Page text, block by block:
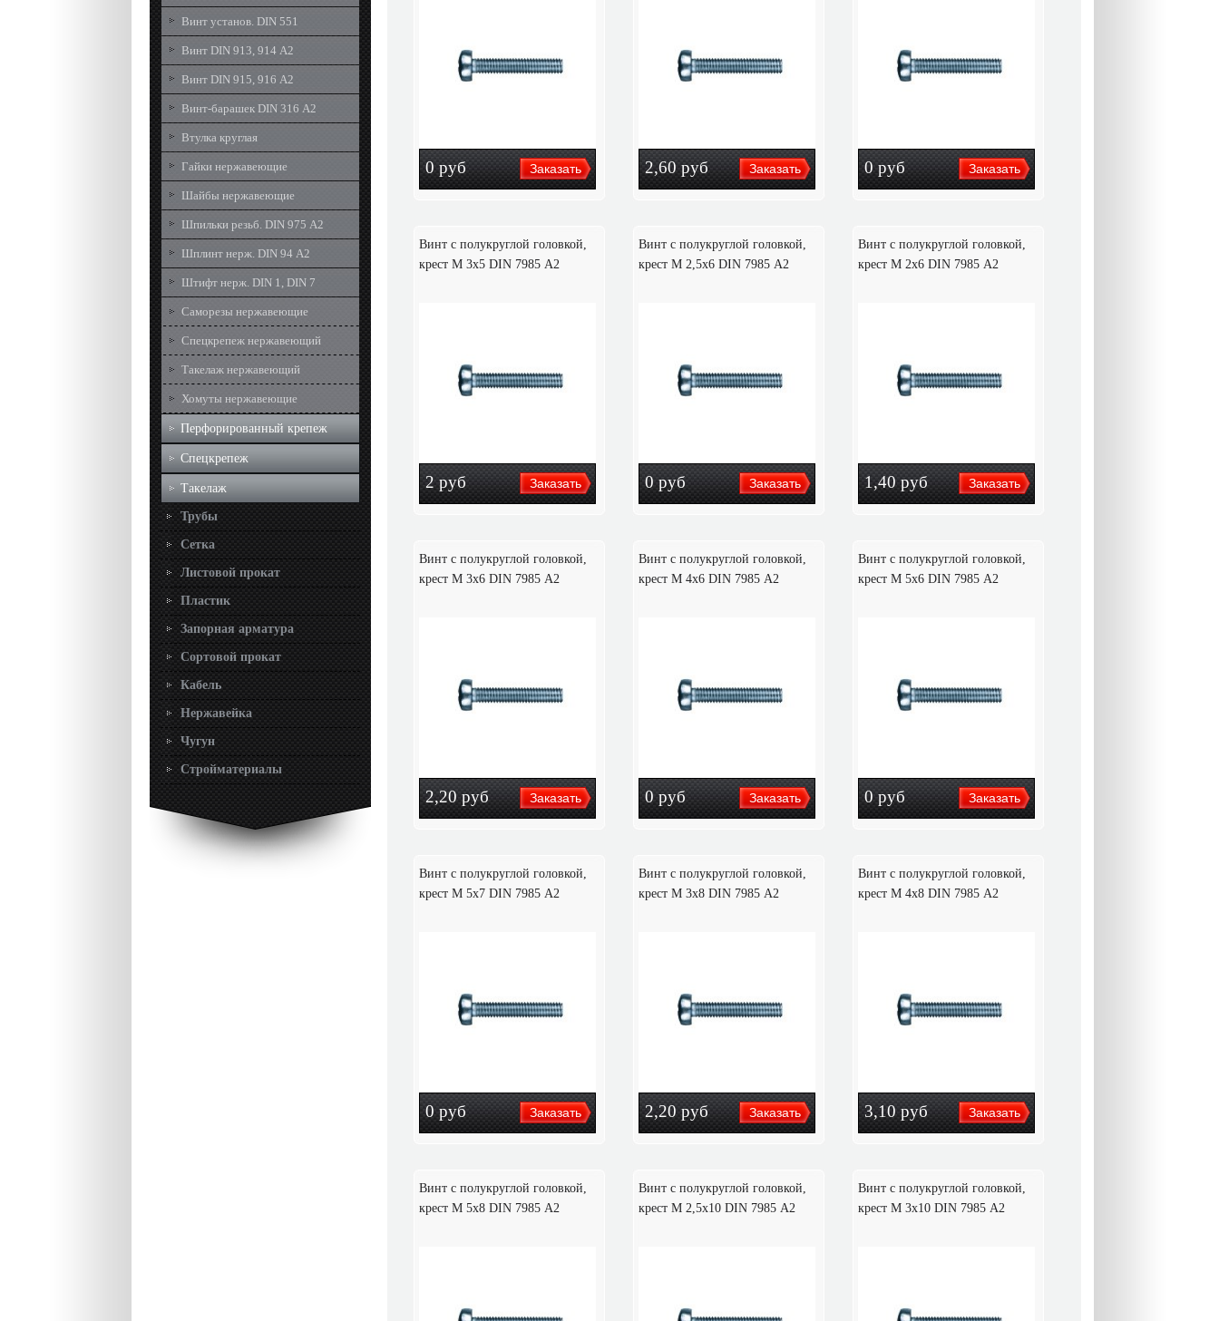
Винт установ. DIN 551
Винт DIN 913, 914 А2
Винт DIN 915, 916 А2
Винт-барашек DIN 316 А2
Втулка круглая
Гайки нержавеющие
Шайбы нержавеющие
Шпильки резьб. DIN 975 А2
Шплинт нерж. DIN 94 А2
Штифт нерж. DIN 1, DIN 7
Саморезы нержавеющие
Спецкрепеж нержавеющий
Такелаж нержавеющий
Хомуты нержавеющие
Перфорированный крепеж
Спецкрепеж
Такелаж
Трубы
Сетка
Листовой прокат
Пластик
Запорная арматура
Сортовой прокат
Кабель
Нержавейка
Чугун
Стройматериалы
0руб 2,60руб 0руб
Винт с полукруглой головкой,
крест M 3х5 DIN 7985 А2
2руб
Винт с полукруглой головкой,
крест M 2,5х6 DIN 7985 А2
0руб
Винт с полукруглой головкой,
крест M 2х6 DIN 7985 А2
1,40руб
Винт с полукруглой головкой,
крест M 3х6 DIN 7985 А2
2,20руб
Винт с полукруглой головкой,
крест M 4х6 DIN 7985 А2
0руб
Винт с полукруглой головкой,
крест M 5х6 DIN 7985 А2
0руб
Винт с полукруглой головкой,
крест M 5х7 DIN 7985 А2
0руб
Винт с полукруглой головкой,
крест M 3х8 DIN 7985 А2
2,20руб
Винт с полукруглой головкой,
крест M 4х8 DIN 7985 А2
3,10руб
Винт с полукруглой головкой,
крест M 5х8 DIN 7985 А2
Винт с полукруглой головкой,
крест M 2,5х10 DIN 7985 А2
Винт с полукруглой головкой,
крест M 3х10 DIN 7985 А2